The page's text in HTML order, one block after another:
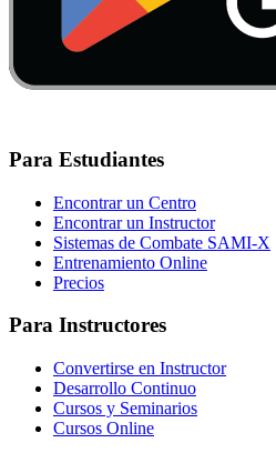
Para Estudiantes
Encontrar un Centro
Encontrar un Instructor
Sistemas de Combate SAMI-X
Entrenamiento Online
Precios
Para Instructores
Convertirse en Instructor
Desarrollo Continuo
Cursos y Seminarios
Cursos Online